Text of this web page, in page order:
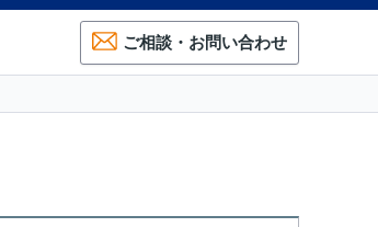
ご相談・お問い合わせ